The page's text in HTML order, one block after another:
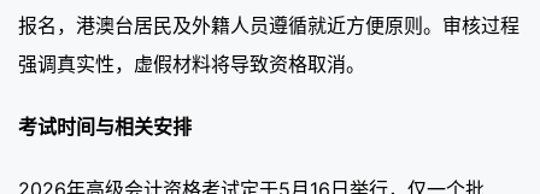
报名，港澳台居民及外籍人员遵循就近方便原则。审核过程
强调真实性，虚假材料将导致资格取消。
考试时间与相关安排
2026年高级会计资格考试定于5月16日举行，仅一个批